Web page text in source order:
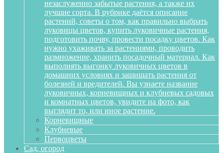
незаслуженно забытые растения, а также их
лучшие сорта. В рубрике даётся описание
растений, советы о том, как правильно выбрать
луковицы цветов, купить луковичные растения,
подготовить почву, провести посадку цветов. Как
нужно ухаживать за растениями, проводить
размножение, хранить посадочный материал. Как
выполнять выгонку луковичных цветов в
домашних условиях и защищать растения от
болезней и вредителей. Вы узнаете название
луковичных, корневищных и клубневых садовых
и комнатных цветов, увидите на фото, как
выглядит то, или иное растение.
Корневищные
Клубневые
Первоцветы
Сад, огород